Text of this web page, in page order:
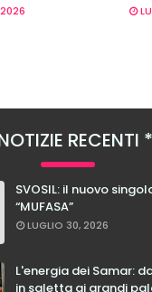
RECENTI
SVOSIL: il nuovo
“MUFASA”
LUGLIO 30, 2026
L'energia dei Samar:
in saletta ai grandi